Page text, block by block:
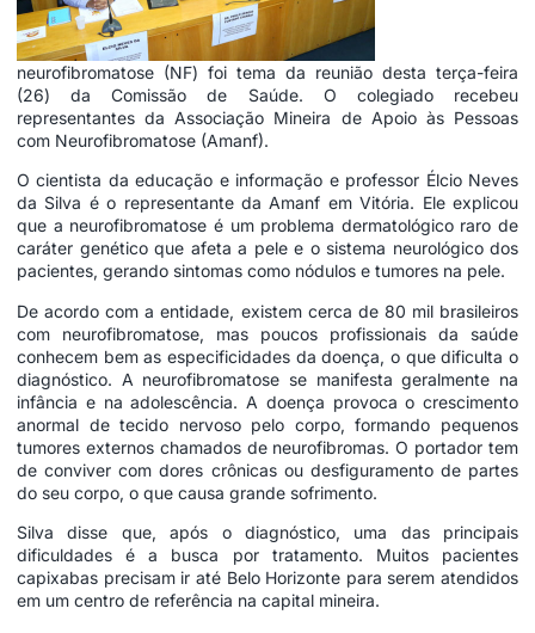
neurofibromatose (NF) foi tema da reunião desta terça-feira
(26) da Comissão de Saúde. O colegiado recebeu
representantes da Associação Mineira de Apoio às Pessoas
com Neurofibromatose (Amanf).
O cientista da educação e informação e professor Élcio Neves
da Silva é o representante da Amanf em Vitória. Ele explicou
que a neurofibromatose é um problema dermatológico raro de
caráter genético que afeta a pele e o sistema neurológico dos
pacientes, gerando sintomas como nódulos e tumores na pele.
De acordo com a entidade, existem cerca de 80 mil brasileiros
com neurofibromatose, mas poucos profissionais da saúde
conhecem bem as especificidades da doença, o que dificulta o
diagnóstico. A neurofibromatose se manifesta geralmente na
infância e na adolescência. A doença provoca o crescimento
anormal de tecido nervoso pelo corpo, formando pequenos
tumores externos chamados de neurofibromas. O portador tem
de conviver com dores crônicas ou desfiguramento de partes
do seu corpo, o que causa grande sofrimento.
Silva disse que, após o diagnóstico, uma das principais
dificuldades é a busca por tratamento. Muitos pacientes
capixabas precisam ir até Belo Horizonte para serem atendidos
em um centro de referência na capital mineira.